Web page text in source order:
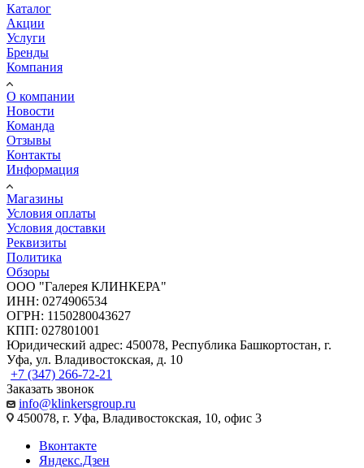
Каталог
Акции
Услуги
Бренды
Компания
О компании
Новости
Команда
Отзывы
Контакты
Информация
Магазины
Условия оплаты
Условия доставки
Реквизиты
Политика
Обзоры
ООО "Галерея КЛИНКЕРА"
ИНН: 0274906534
ОГРН: 1150280043627
КПП: 027801001
Юридический адрес: 450078, Республика Башкортостан, г.
Уфа, ул. Владивостокская, д. 10
+7 (347) 266-72-21
Заказать звонок
info@klinkersgroup.ru
450078, г. Уфа, Владивостокская, 10, офис 3
Вконтакте
Яндекс.Дзен